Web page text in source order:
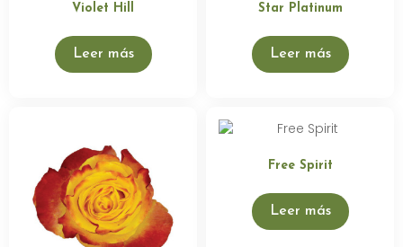
Violet Hill
Leer más
Star Platinum
Leer más
Free Spirit
Leer más